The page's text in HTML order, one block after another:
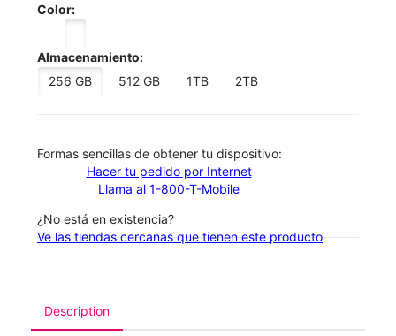
Color:
Almacenamiento:
256 GB
512 GB 1TB 2TB
​​​​​​​Formas sencillas de obtener tu dispositivo:
Hacer tu pedido por Internet
Llama al 1-800-T-Mobile
¿No está en existencia?
Ve las tiendas cercanas que tienen este producto
Description